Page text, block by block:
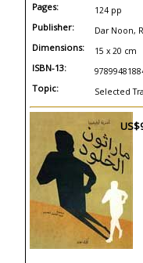
Pages: 124 pp
Publisher: Dar Noon,
Dimensions: 15 x 20 cm
ISBN-13:
Topic: Selected